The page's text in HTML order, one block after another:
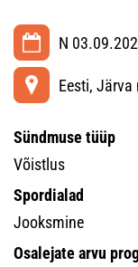
N
Eesti,
Sündmuse tüüp
Võistlus
Spordialad
Jooksmine
Osalejate arvu